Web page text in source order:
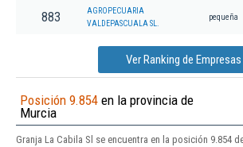
883
AGROPECUARIA
VALDEPASCUALA SL.
pequeña
Ver Ranking de
Posición 9.854 en la provincia de
Murcia
Granja La Cabila Sl se encuentra en la posición 9.854